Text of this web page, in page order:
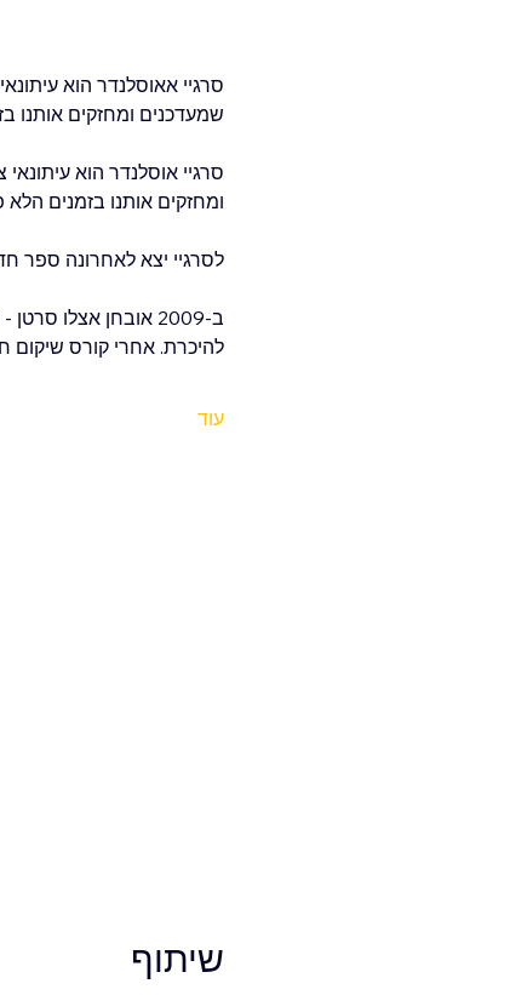
שמעדכנים ומחזקים אותנו
סרגיי אוסלנדר הוא
ומחזקים אותנו בזמנים הלא
לסרגיי יצא לאחרונה ספר
ב-2009 אובחן אצלו
להיכרת. אחרי קורס שיקום
עוד
שיתוף